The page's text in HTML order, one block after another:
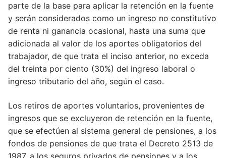
parte de la base para aplicar la retención en la fuente
y serán considerados como un ingreso no constitutivo
de renta ni ganancia ocasional, hasta una suma que
adicionada al valor de los aportes obligatorios del
trabajador, de que trata el inciso anterior, no exceda
del treinta por ciento (30%) del ingreso laboral o
ingreso tributario del año, según el caso.
Los retiros de aportes voluntarios, provenientes de
ingresos que se excluyeron de retención en la fuente,
que se efectúen al sistema general de pensiones, a los
fondos de pensiones de que trata el Decreto 2513 de
1987, a los seguros privados de pensiones y a los